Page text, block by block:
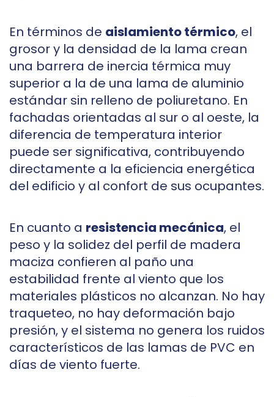
En términos de aislamiento térmico, el
grosor y la densidad de la lama crean
una barrera de inercia térmica muy
superior a la de una lama de aluminio
estándar sin relleno de poliuretano. En
fachadas orientadas al sur o al oeste, la
diferencia de temperatura interior
puede ser significativa, contribuyendo
directamente a la eficiencia energética
del edificio y al confort de sus ocupantes.
En cuanto a resistencia mecánica, el
peso y la solidez del perfil de madera
maciza confieren al paño una
estabilidad frente al viento que los
materiales plásticos no alcanzan. No hay
traqueteo, no hay deformación bajo
presión, y el sistema no genera los ruidos
característicos de las lamas de PVC en
días de viento fuerte.